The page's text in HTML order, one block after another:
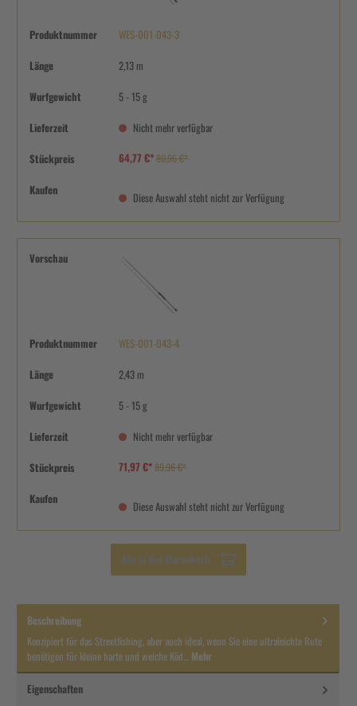
Produktnummer WES-001-043-3
Länge 2,13 m
Wurfgewicht 5 - 15 g
Lieferzeit Nicht mehr verfügbar
Stückpreis 64,77 €*80,96 €*
Kaufen
Diese Auswahl steht nicht zur Verfügung
Vorschau
Produktnummer WES-001-043-4
Länge 2,43 m
Wurfgewicht 5 - 15 g
Lieferzeit Nicht mehr verfügbar
Stückpreis 71,97 €*89,96 €*
Kaufen
Diese Auswahl steht nicht zur Verfügung
Alle in den Warenkorb
Beschreibung
Konzipiert für das Streetfishing, aber auch ideal, wenn Sie eine ultraleichte Rute
benötigen für kleine harte und weiche Köd… Mehr
Eigenschaften